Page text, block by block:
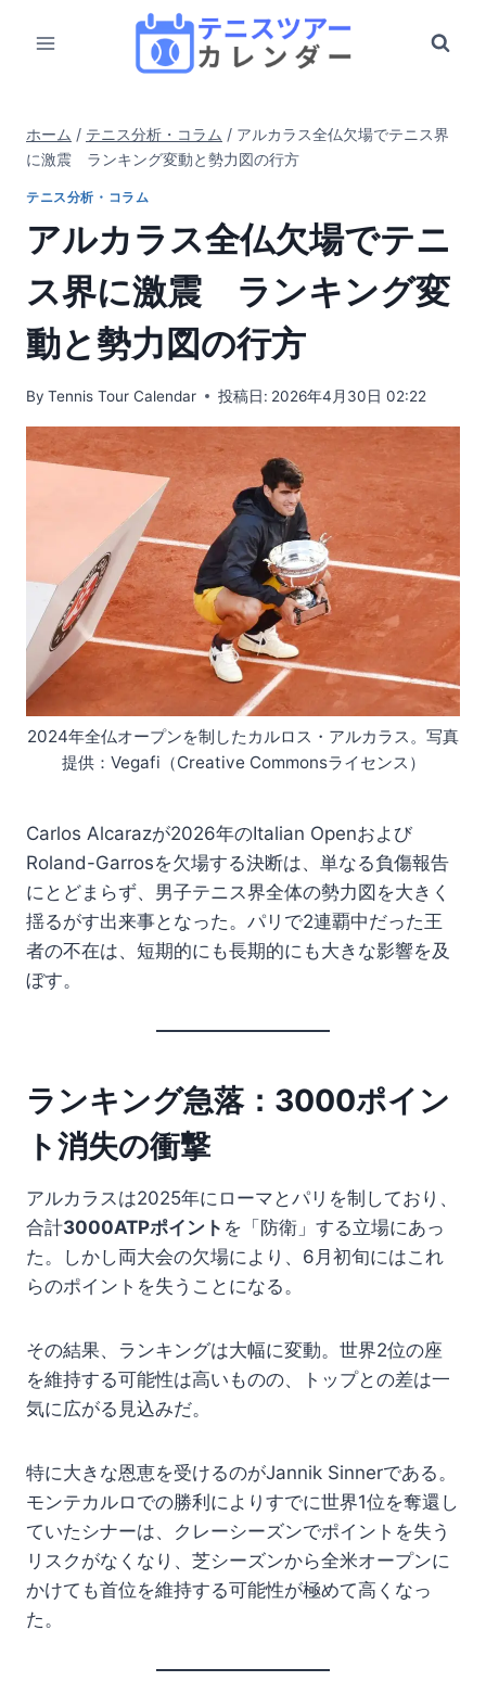
ホーム / テニス分析・コラム / アルカラス全仏欠場でテニス界
に激震 ランキング変動と勢力図の行方
テニス分析・コラム
アルカラス全仏欠場でテニ
ス界に激震 ランキング変
動と勢力図の行方
By Tennis Tour Calendar 投稿日: 2026年4月30日 02:22
2024年全仏オープンを制したカルロス・アルカラス。写真
提供：Vegafi（Creative Commonsライセンス）
Carlos Alcarazが2026年のItalian Openおよび
Roland-Garrosを欠場する決断は、単なる負傷報告
にとどまらず、男子テニス界全体の勢力図を大きく
揺るがす出来事となった。パリで2連覇中だった王
者の不在は、短期的にも長期的にも大きな影響を及
ぼす。
ランキング急落：3000ポイン
ト消失の衝撃
アルカラスは2025年にローマとパリを制しており、
合計3000ATPポイント を「防衛」する立場にあっ
た。しかし両大会の欠場により、6月初旬にはこれ
らのポイントを失うことになる。
その結果、ランキングは大幅に変動。世界2位の座
を維持する可能性は高いものの、トップとの差は一
気に広がる見込みだ。
特に大きな恩恵を受けるのがJannik Sinnerである。
モンテカルロでの勝利によりすでに世界1位を奪還し
ていたシナーは、クレーシーズンでポイントを失う
リスクがなくなり、芝シーズンから全米オープンに
かけても首位を維持する可能性が極めて高くなっ
た。